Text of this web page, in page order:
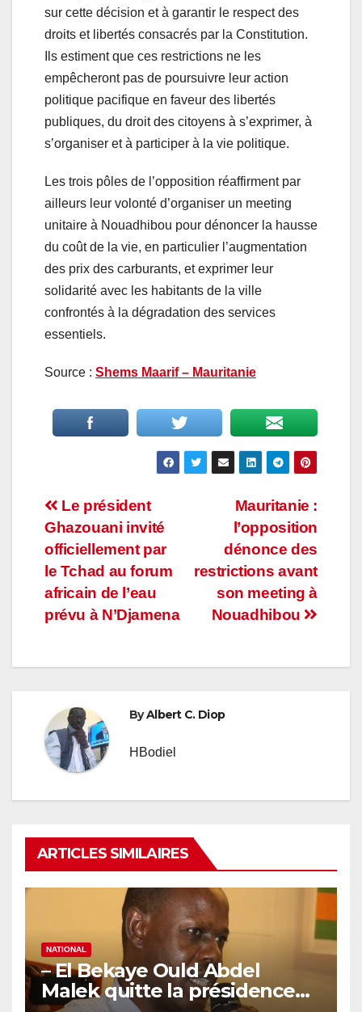
sur cette décision et à garantir le respect des
droits et libertés consacrés par la Constitution.
Ils estiment que ces restrictions ne les
empêcheront pas de poursuivre leur action
politique pacifique en faveur des libertés
publiques, du droit des citoyens à s’exprimer, à
s’organiser et à participer à la vie politique.
Les trois pôles de l’opposition réaffirment par
ailleurs leur volonté d’organiser un meeting
unitaire à Nouadhibou pour dénoncer la hausse
du coût de la vie, en particulier l’augmentation
des prix des carburants, et exprimer leur
solidarité avec les habitants de la ville
confrontés à la dégradation des services
essentiels.
Source : Shems Maarif – Mauritanie
Navigation
de
l’article
Mauritanie :
l’opposition
dénonce des
restrictions avant
son meeting à
Nouadhibou
Le président
Ghazouani invité
officiellement par
le Tchad au forum
africain de l’eau
prévu à N’Djamena
ByAlbert C. Diop
HBodiel
ARTICLES SIMILAIRES
NATIONAL
– El Bekaye Ould Abdel
Malek quitte la présidence